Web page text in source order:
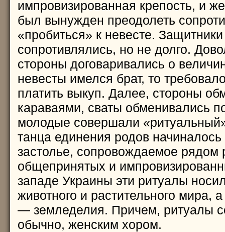
импровизированная крепость, и
был вынужден преодолеть
«пробиться» к невесте.
сопротивлялись, но не долго.
стороны договаривались о
невесты имелся брат, то
платить выкуп. Далее, стороны
караваями, сваты обменивались
молодые совершали
танца единения родов
застолье, сопровождаемое рядом
общепринятых и
западе Украины эти ритуалы
животного и растительного мира,
— земледелия. Причем, ритуалы
обычно, женским хором.